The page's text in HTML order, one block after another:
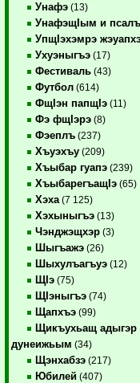
Унафэ (13)
УнафэщIым и
УпщIэхэмрэ
Ухуэныгъэ (17)
Фестиваль (43)
Футбол (614)
ФщIэн папщIэ (11)
Фэ фщIэрэ (8)
Фэеплъ (237)
Хъуэхъу (209)
Хъыбар гуапэ (239)
ХъыбарегъащIэ (65)
Хэха (7 125)
Хэхыныгъэ (13)
Чэнджэщхэр (3)
Шыгъажэ (26)
Шыхулъагъуэ (12)
ЩIэ (75)
ЩIэныгъэ (74)
Щапхъэ (99)
Щикъухьащ адыгэр
дунеижьым (34)
Щэнхабзэ (217)
Юбилей (407)